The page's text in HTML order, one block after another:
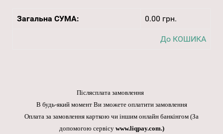
Загальна СУМА: 0.00 грн.
До КОШИКА
Післясплата замовлення
В будь-який момент Ви зможете оплатити замовлення
Оплата за замовлення карткою чи іншим онлайн банкінгом (За
допомогою сервісу www.liqpay.com.)